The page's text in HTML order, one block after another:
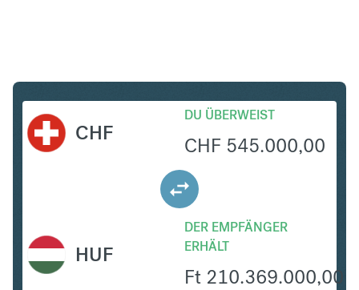
CHF
DU ÜBERWEIST
CHF 545.000,00
DER EMPFÄNGER
ERHÄLT
Ft 210.369.000,00
HUF